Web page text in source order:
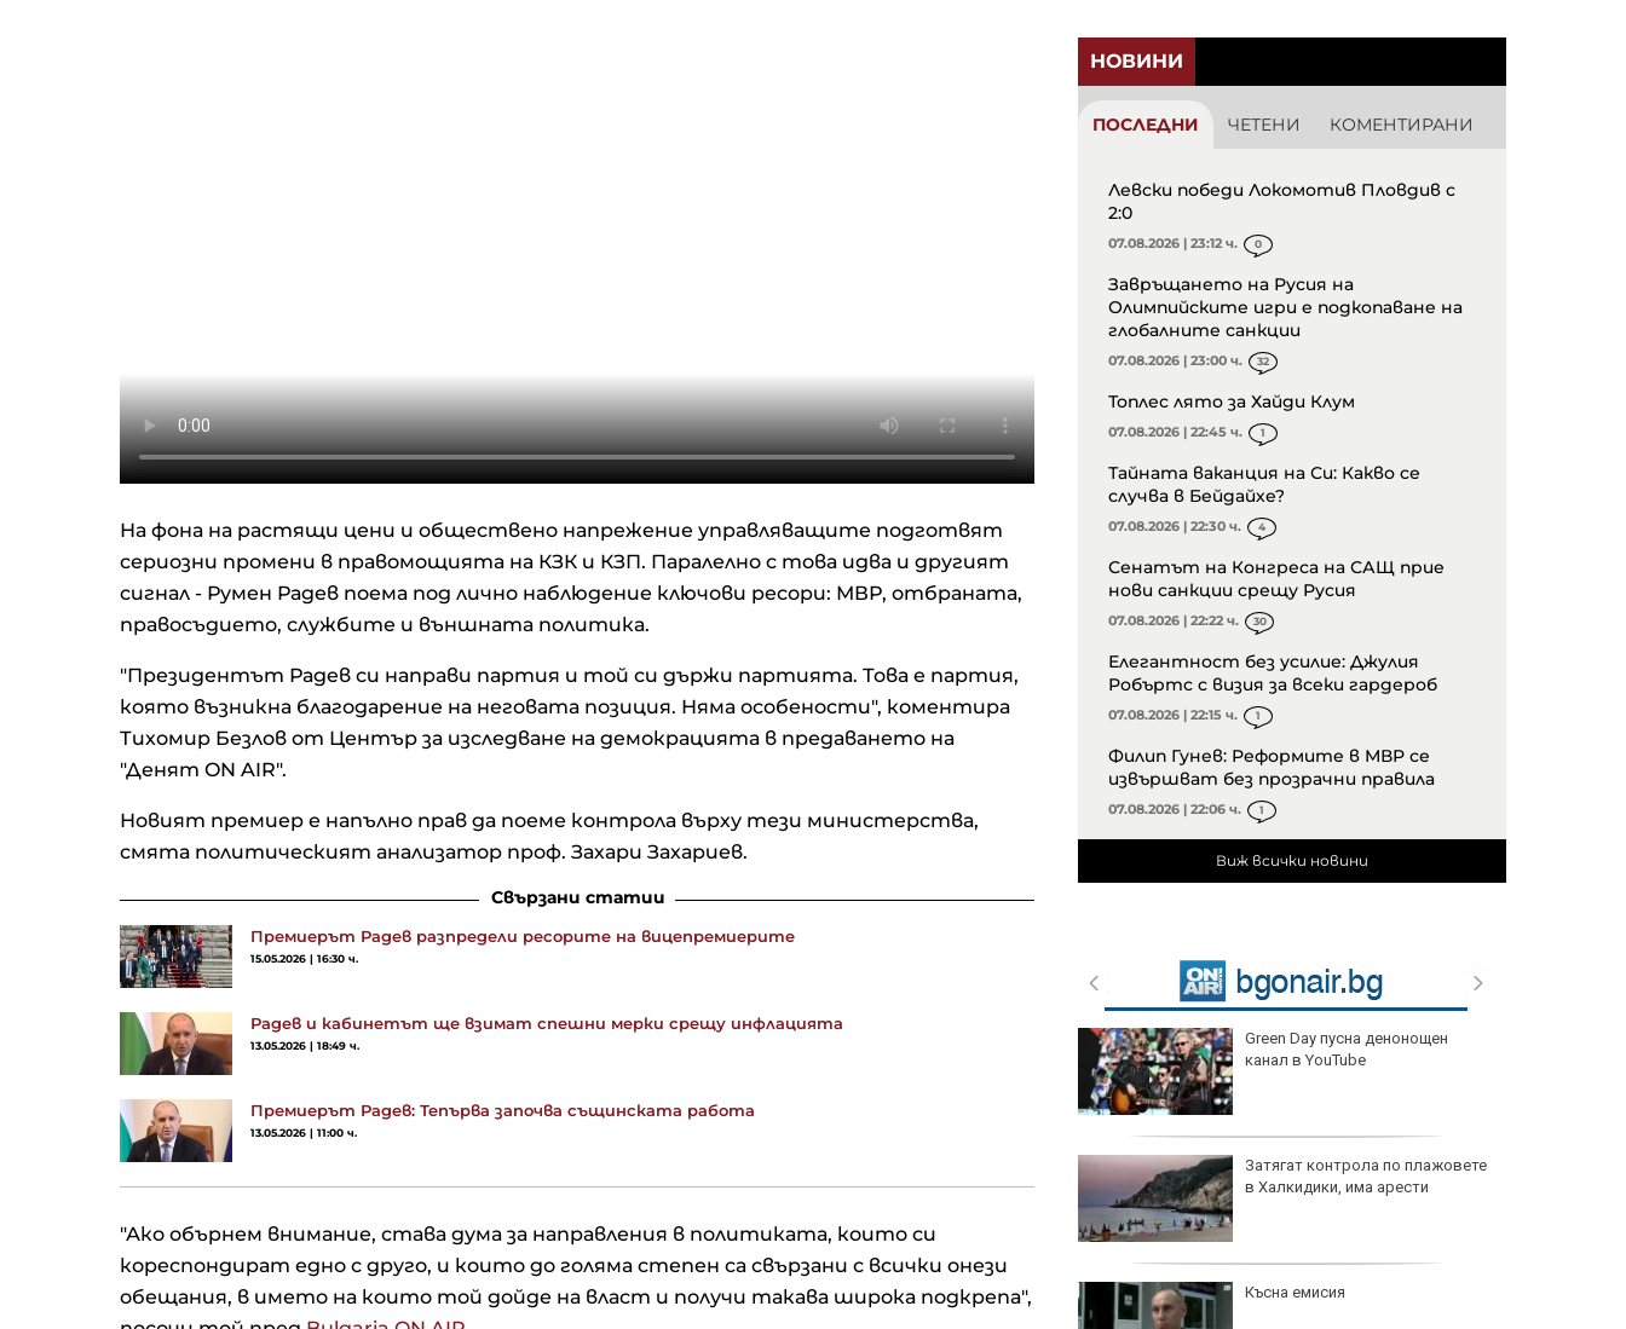
На фона на растящи цени и обществено напрежение управляващите подготвят
сериозни промени в правомощията на КЗК и КЗП. Паралелно с това идва и другият
сигнал - Румен Радев поема под лично наблюдение ключови ресори: МВР, отбраната,
правосъдието, службите и външната политика.
"Президентът Радев си направи партия и той си държи партията. Това е партия,
която възникна благодарение на неговата позиция. Няма особености", коментира
Тихомир Безлов от Център за изследване на демокрацията в предаването на
"Денят ON AIR".
Новият премиер е напълно прав да поеме контрола върху тези министерства,
смята политическият анализатор проф. Захари Захариев.
Свързани статии
Премиерът Радев разпредели ресорите на вицепремиерите
15.05.2026 | 16:30 ч.
Радев и кабинетът ще взимат спешни мерки срещу инфлацията
13.05.2026 | 18:49 ч.
Премиерът Радев: Тепърва започва същинската работа
13.05.2026 | 11:00 ч.
"Ако обърнем внимание, става дума за направления в политиката, които си
кореспондират едно с друго, и които до голяма степен са свързани с всички онези
обещания, в името на които той дойде на власт и получи такава широка подкрепа",
НОВИНИ
ПОСЛЕДНИ ЧЕТЕНИ КОМЕНТИРАНИ
Левски победи Локомотив Пловдив с
2:0
07.08.2026 | 23:12 ч. 0
Завръщането на Русия на
Олимпийските игри е подкопаване на
глобалните санкции
07.08.2026 | 23:00 ч. 32
Топлес лято за Хайди Клум
07.08.2026 | 22:45 ч. 1
Тайната ваканция на Си: Какво се
случва в Бейдайхе?
07.08.2026 | 22:30 ч. 4
Сенатът на Конгреса на САЩ прие
нови санкции срещу Русия
07.08.2026 | 22:22 ч. 30
Елегантност без усилие: Джулия
Робъртс с визия за всеки гардероб
07.08.2026 | 22:15 ч. 1
Филип Гунев: Реформите в МВР се
извършват без прозрачни правила
07.08.2026 | 22:06 ч. 1
Виж всички новини
повече от 16% за година до
юни
Апелативният съд не позволи на
Тръмп да строи новата бална
Green Day пусна денонощен
канал в YouTube
Затягат контрола по плажовете
в Халкидики, има арести
Късна емисия